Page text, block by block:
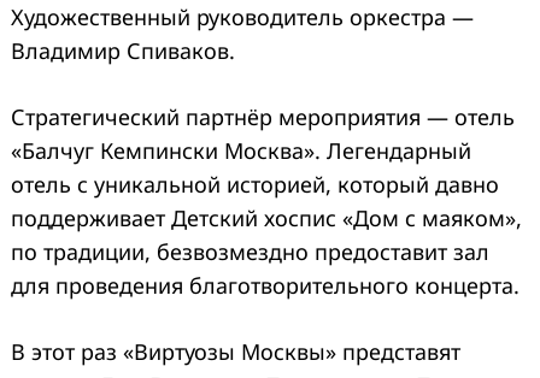
Художественный руководитель оркестра —
Владимир Спиваков.
Стратегический партнёр мероприятия — отель
«Балчуг Кемпински Москва». Легендарный
отель с уникальной историей, который давно
поддерживает Детский хоспис «Дом с маяком»,
по традиции, безвозмездно предоставит зал
для проведения благотворительного концерта.
В этот раз «Виртуозы Москвы» представят